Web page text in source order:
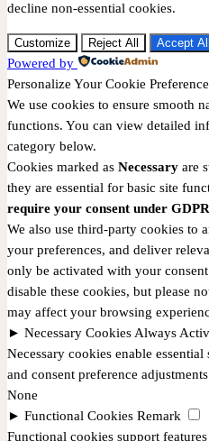
decline non-essential cookies.
Customize Reject All Accept All
Powered by
Personalize Your Cookie
We use cookies to ensure smooth
functions. You can view detailed
category below.
Cookies marked as Necessary are
they are essential for basic site
require your consent under
We also use third-party cookies to
your preferences, and deliver
only be activated with your
disable these cookies, but please
may affect your browsing
► Necessary Cookies Always
Necessary cookies enable
and consent preference
None
► Functional Cookies Remark
Functional cookies support